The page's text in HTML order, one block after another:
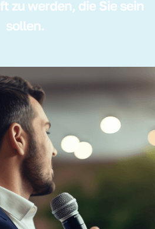
zu werden, die Sie sein
sollen.